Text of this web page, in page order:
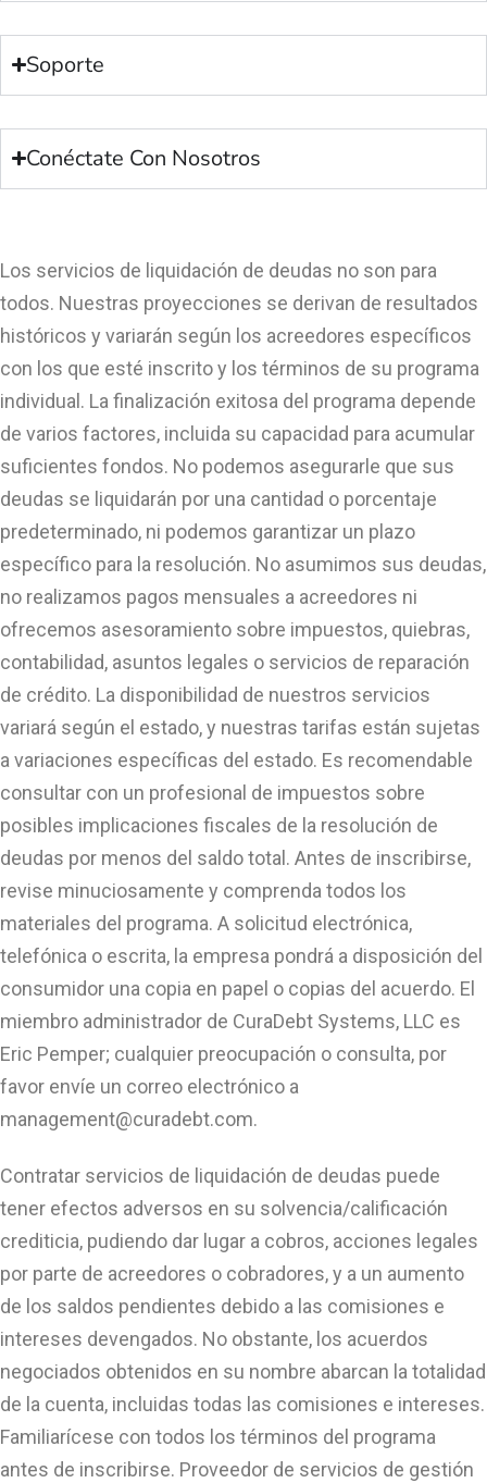
Soporte
Conéctate Con Nosotros
Los servicios de liquidación de deudas no son para
todos. Nuestras proyecciones se derivan de resultados
históricos y variarán según los acreedores específicos
con los que esté inscrito y los términos de su programa
individual. La finalización exitosa del programa depende
de varios factores, incluida su capacidad para acumular
suficientes fondos. No podemos asegurarle que sus
deudas se liquidarán por una cantidad o porcentaje
predeterminado, ni podemos garantizar un plazo
específico para la resolución. No asumimos sus deudas,
no realizamos pagos mensuales a acreedores ni
ofrecemos asesoramiento sobre impuestos, quiebras,
contabilidad, asuntos legales o servicios de reparación
de crédito. La disponibilidad de nuestros servicios
variará según el estado, y nuestras tarifas están sujetas
a variaciones específicas del estado. Es recomendable
consultar con un profesional de impuestos sobre
posibles implicaciones fiscales de la resolución de
deudas por menos del saldo total. Antes de inscribirse,
revise minuciosamente y comprenda todos los
materiales del programa. A solicitud electrónica,
telefónica o escrita, la empresa pondrá a disposición del
consumidor una copia en papel o copias del acuerdo. El
miembro administrador de CuraDebt Systems, LLC es
Eric Pemper; cualquier preocupación o consulta, por
favor envíe un correo electrónico a
management@curadebt.com.
Contratar servicios de liquidación de deudas puede
tener efectos adversos en su solvencia/calificación
crediticia, pudiendo dar lugar a cobros, acciones legales
por parte de acreedores o cobradores, y a un aumento
de los saldos pendientes debido a las comisiones e
intereses devengados. No obstante, los acuerdos
negociados obtenidos en su nombre abarcan la totalidad
de la cuenta, incluidas todas las comisiones e intereses.
Familiarícese con todos los términos del programa
antes de inscribirse. Proveedor de servicios de gestión